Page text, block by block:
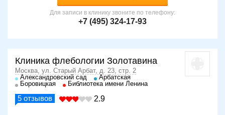
Для записи в клинику звоните по телефону:
+7 (495) 324-17-93
Клиника флебологии Золотавина
Москва, ул. Старый Арбат, д. 23, стр. 2
Александровский сад
Арбатская
Боровицкая
Библиотека имени Ленина
5 отзывов 2.9